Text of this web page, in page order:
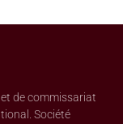
de commissariat
Société